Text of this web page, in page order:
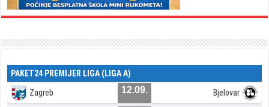
PAKET24 PREMIJER LIGA (LIGA A)
Zagreb 12.09. Bjelovar